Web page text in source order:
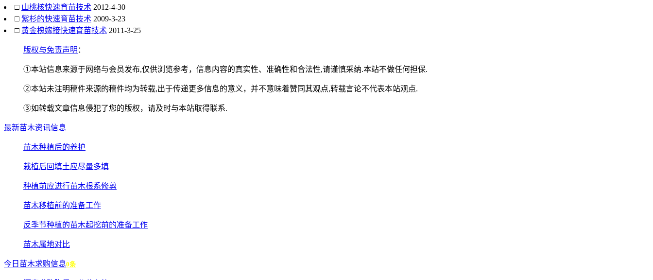
□ 山桃核快速育苗技术 2012-4-30
□ 紫杉的快速育苗技术 2009-3-23
□ 黄金槐嫁接快速育苗技术 2011-3-25
版权与免责声明 ：
①本站信息来源于网络与会员发布,仅供浏览参考，信息内容的真实性、准确性和合法性,请谨慎采纳.本站不做任何担保.
②本站未注明稿件来源的稿件均为转载,出于传递更多信息的意义，并不意味着赞同其观点,转载言论不代表本站观点.
③如转载文章信息侵犯了您的版权，请及时与本站取得联系.
最新苗木资讯信息
苗木种植后的养护
栽植后回填土应尽量多填
种植前应进行苗木根系修剪
苗木移植前的准备工作
反季节种植的苗木起挖前的准备工作
苗木属地对比
今日苗木求购信息0条